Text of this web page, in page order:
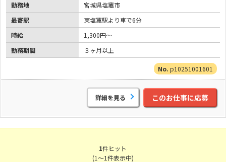
勤務地
宮城県塩竈市
最寄駅
東塩竃駅より車で6分
時給
1,300円～
勤務期間
３ヶ月以上
p10251001601
詳細を見る このお仕事に応募
1件ヒット
(1～1件表示中)